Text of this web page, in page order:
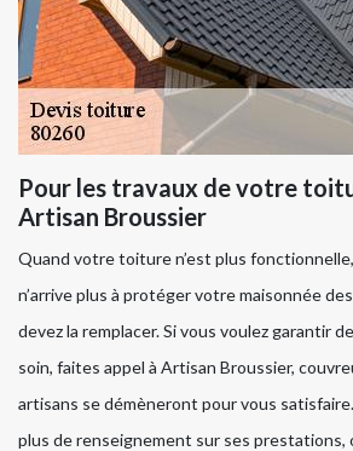
Pour les travaux de votre
Artisan Broussier
Quand votre toiture n’est plus fonctionnelle,
n’arrive plus à protéger votre maisonnée
devez la remplacer. Si vous voulez garantir
soin, faites appel à Artisan Broussier,
artisans se démèneront pour vous
plus de renseignement sur ses prestations,